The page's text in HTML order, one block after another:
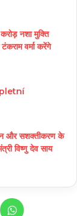
नशा मुक्ति
टंकराम वर्मा करेंगे
और सशक्तीकरण के
विष्णु देव साय
WhatsApp